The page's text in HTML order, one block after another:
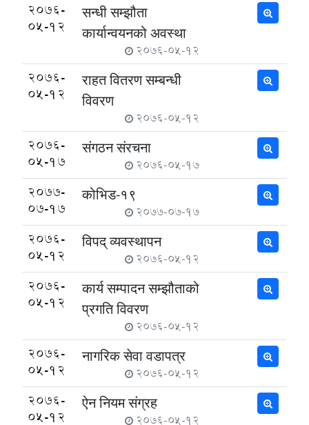
2076-
05-12
सन्धी सम्झौता
कार्यान्वयनको अवस्था
2076-05-12
2076-
05-12
राहत वितरण सम्बन्धी
विवरण
2076-05-12
2076-
05-17
संगठन संरचना
2076-05-17
2077-
07-17
कोभिड-१९
2077-07-17
2076-
05-12
विपद् व्यवस्थापन
2076-05-12
2076-
05-12
कार्य सम्पादन सम्झौताको
प्रगति विवरण
2076-05-12
2076-
05-12
नागरिक सेवा वडापत्र
2076-05-12
2076-
05-12
ऐन नियम संग्रह
2076-05-12